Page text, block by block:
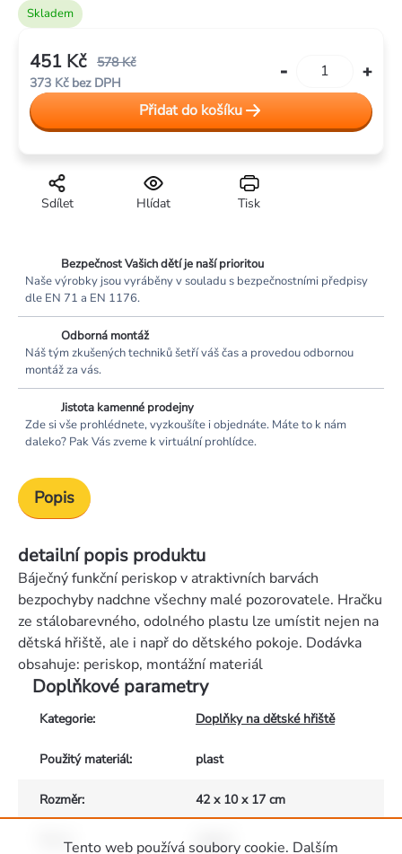
Tento web používá soubory cookie. Dalším
Skladem
Tisk
Hlídat
Sdílet
578 Kč
451 Kč
373 Kč bez DPH
Měrná
cena:
Přidat do košíku
Bezpečnost Vašich dětí je naší prioritou
Naše výrobky jsou vyráběny v souladu s bezpečnostními předpisy
dle EN 71 a EN 1176.
Odborná montáž
Náš tým zkušených techniků šetří váš čas a provedou odbornou
montáž za vás.
Jistota kamenné prodejny
Zde si vše prohlédnete, vyzkoušíte i objednáte. Máte to k nám
daleko? Pak Vás zveme k virtuální prohlídce.
Popis
detailní popis produktu
Báječný funkční periskop v atraktivních barvách
bezpochyby nadchne všechny malé pozorovatele. Hračku
ze stálobarevného, odolného plastu lze umístit nejen na
dětská hřiště, ale i např do dětského pokoje. Dodávka
obsahuje: periskop, montážní materiál
Doplňkové parametry
Kategorie: Doplňky na dětské hřiště
Použitý materiál: plast
Rozměr: 42 x 10 x 17 cm
Barva: zelená